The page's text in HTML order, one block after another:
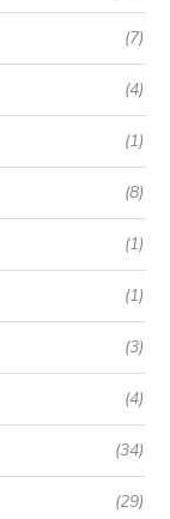
(7)
(4)
(1)
(8)
(1)
(1)
(3)
(4)
(34)
(29)